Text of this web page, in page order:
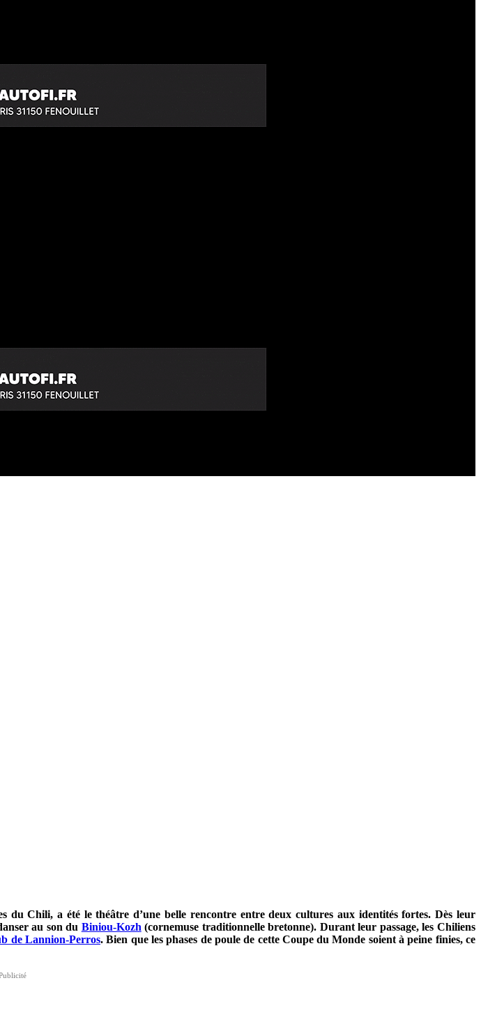
du Chili, a été le théâtre d’une belle rencontre entre deux cultures aux identités fortes.Dès leur
au son du Biniou-Kozh (cornemuse traditionnelle bretonne). Durant leur passage, les Chiliens
de Lannion-Perros. Bien que les phases de poule de cette Coupe du Monde soient à peine finies, ce